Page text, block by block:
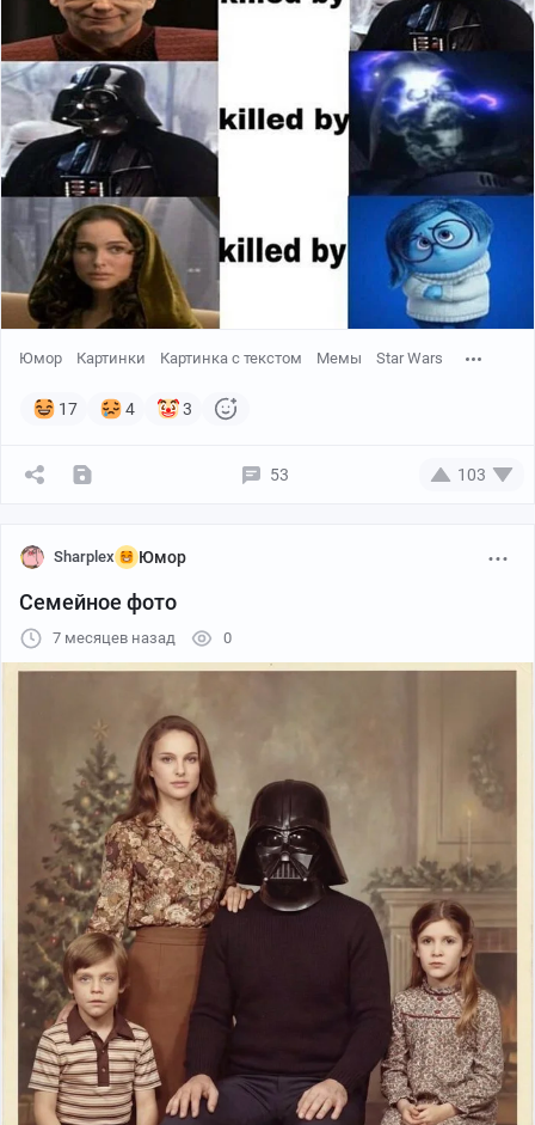
Юмор Картинки Картинка с текстом Мемы Star Wars
17 4 3
53 103
Sharplex Юмор
Семейное фото
7 месяцев назад 0